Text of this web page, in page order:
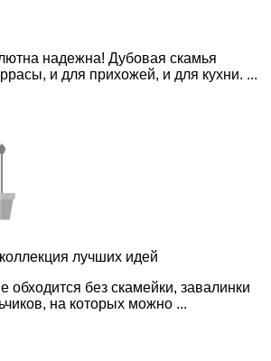
надежна! Дубовая скамья
и для прихожей, и для кухни. ...
лучших идей
обходится без скамейки, завалинки
на которых можно ...